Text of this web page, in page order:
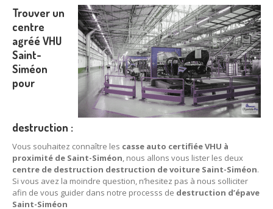
Trouver un
centre
agréé VHU
Saint-
Siméon
pour
destruction :
Vous souhaitez connaître les casse auto certifiée VHU à
proximité de Saint-Siméon, nous allons vous lister les deux
centre de destruction destruction de voiture Saint-Siméon.
Si vous avez la moindre question, n’hesitez pas à nous solliciter
afin de vous guider dans notre processs de destruction d’épave
Saint-Siméon